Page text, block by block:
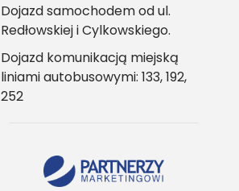
Dojazd samochodem od ul.
Redłowskiej i Cylkowskiego.
Dojazd komunikacją miejską
liniami autobusowymi: 133, 192,
252